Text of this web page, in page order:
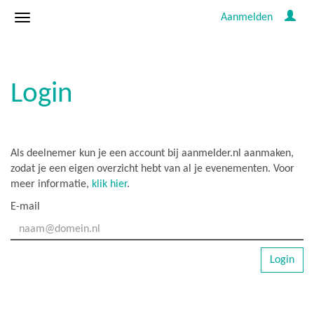
Aanmelden
Login
Als deelnemer kun je een account bij aanmelder.nl aanmaken,
zodat je een eigen overzicht hebt van al je evenementen. Voor
meer informatie, klik hier.
E-mail
Login